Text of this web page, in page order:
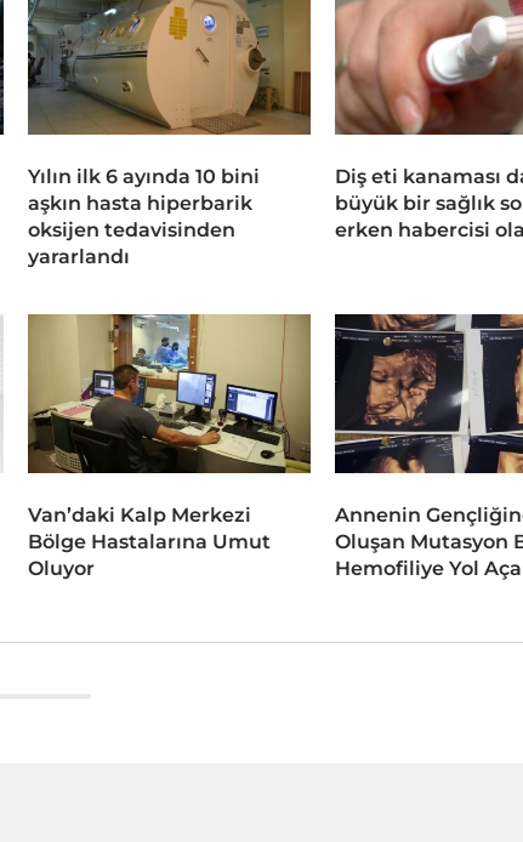
Yılın ilk 6 ayında 10 bini
aşkın hasta hiperbarik
oksijen tedavisinden
yararlandı
Diş eti kanaması
büyük bir sağlık
erken habercisi
Van’daki Kalp Merkezi
Bölge Hastalarına Umut
Oluyor
Annenin
Oluşan Mutasyon
Hemofiliye Yol